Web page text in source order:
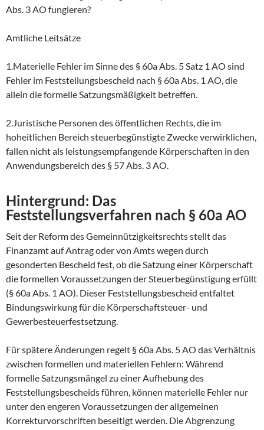
Abs. 3 AO fungieren?
Amtliche Leitsätze
1.Materielle Fehler im Sinne des § 60a Abs. 5 Satz 1 AO sind
Fehler im Feststellungsbescheid nach § 60a Abs. 1 AO, die
allein die formelle Satzungsmäßigkeit betreffen.
2.Juristische Personen des öffentlichen Rechts, die im
hoheitlichen Bereich steuerbegünstigte Zwecke verwirklichen,
fallen nicht als leistungsempfangende Körperschaften in den
Anwendungsbereich des § 57 Abs. 3 AO.
Hintergrund: Das
Feststellungsverfahren nach § 60a AO
Seit der Reform des Gemeinnützigkeitsrechts stellt das
Finanzamt auf Antrag oder von Amts wegen durch
gesonderten Bescheid fest, ob die Satzung einer Körperschaft
die formellen Voraussetzungen der Steuerbegünstigung erfüllt
(§ 60a Abs. 1 AO). Dieser Feststellungsbescheid entfaltet
Bindungswirkung für die Körperschaftsteuer- und
Gewerbesteuerfestsetzung.
Für spätere Änderungen regelt § 60a Abs. 5 AO das Verhältnis
zwischen formellen und materiellen Fehlern: Während
formelle Satzungsmängel zu einer Aufhebung des
Feststellungsbescheids führen, können materielle Fehler nur
unter den engeren Voraussetzungen der allgemeinen
Korrekturvorschriften beseitigt werden. Die Abgrenzung